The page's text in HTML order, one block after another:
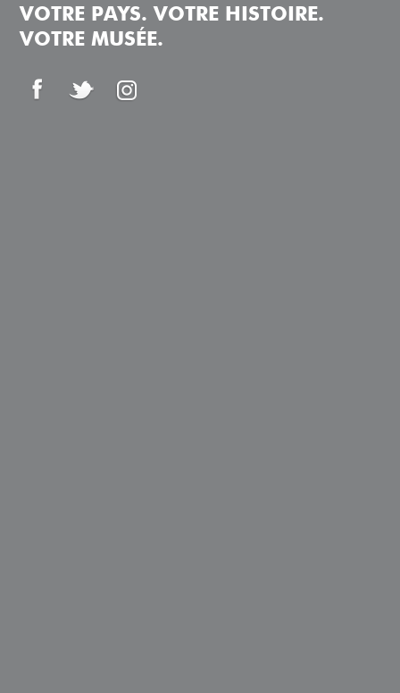
VOTRE PAYS. VOTRE HISTOIRE.
VOTRE MUSÉE.